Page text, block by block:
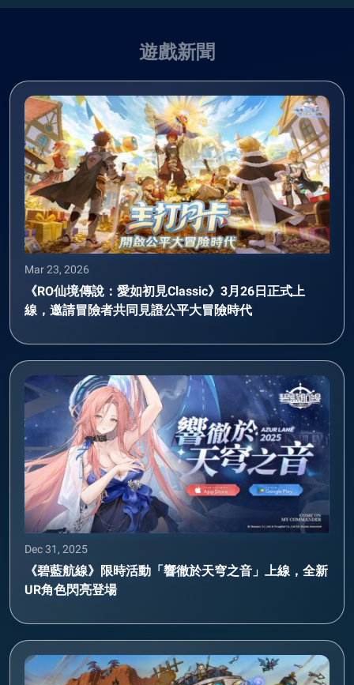
遊戲新聞
Mar 23, 2026
《RO仙境傳說：愛如初見Classic》3月26日正式上
線，邀請冒險者共同見證公平大冒險時代
Dec 31, 2025
《碧藍航線》限時活動「響徹於天穹之音」上線，全新
UR角色閃亮登場